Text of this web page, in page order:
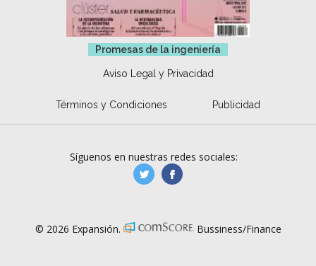
Promesas de la ingeniería
Aviso Legal y Privacidad
Términos y Condiciones Publicidad
Síguenos en nuestras redes sociales:
manufacturaGE
© 2026 Expansión. Bussiness/Finance